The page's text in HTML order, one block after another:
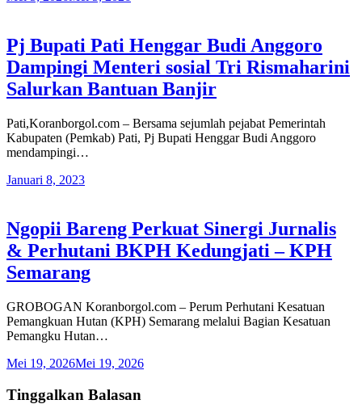
Pj Bupati Pati Henggar Budi Anggoro
Dampingi Menteri sosial Tri Rismaharini
Salurkan Bantuan Banjir
Pati,Koranborgol.com – Bersama sejumlah pejabat Pemerintah
Kabupaten (Pemkab) Pati, Pj Bupati Henggar Budi Anggoro
mendampingi…
Januari 8, 2023
Ngopii Bareng Perkuat Sinergi Jurnalis
& Perhutani BKPH Kedungjati – KPH
Semarang
GROBOGAN Koranborgol.com – Perum Perhutani Kesatuan
Pemangkuan Hutan (KPH) Semarang melalui Bagian Kesatuan
Pemangku Hutan…
Mei 19, 2026Mei 19, 2026
Tinggalkan Balasan